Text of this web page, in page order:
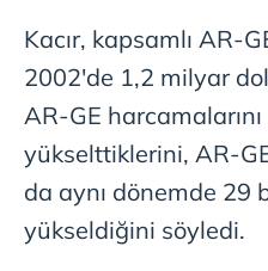
Kacır, kapsamlı AR-
2002'de 1,2 milyar
AR-GE
yükselttiklerini, AR-
da aynı dönemde 29
yükseldiğini söyledi.